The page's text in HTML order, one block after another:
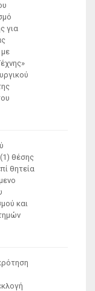
για
θέσης
θητεία
και